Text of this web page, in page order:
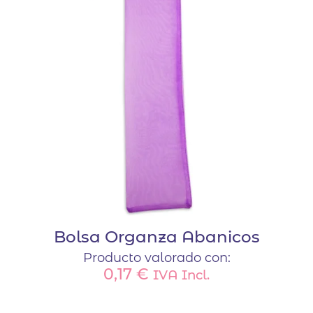
Bolsa Organza Abanicos
Producto valorado con:
0,17 € IVA Incl.